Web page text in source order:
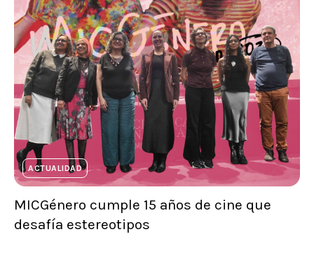
ACTUALIDAD
MICGénero cumple 15 años de cine que
desafía estereotipos